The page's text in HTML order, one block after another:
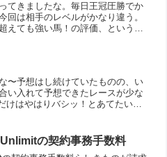
てきましたな。毎日王冠圧勝でか
回は相手のレベルがかなり違う。
えても強い馬！の評価、という
〜予想はし続けていたものの、い
い入れて予想できたレースが少な
けはやはりバシッ！とあてたいと
の契約事務手数料